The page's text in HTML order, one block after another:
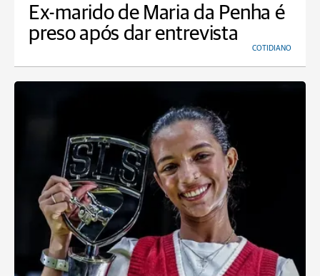
Ex-marido de Maria da Penha é
preso após dar entrevista
COTIDIANO